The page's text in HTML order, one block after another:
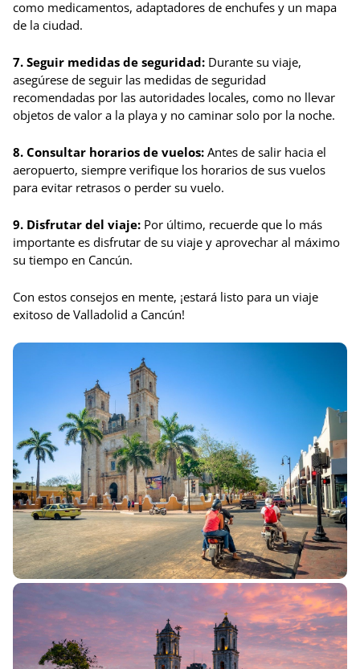
como medicamentos, adaptadores de enchufes y un mapa
de la ciudad.
7. Seguir medidas de seguridad: Durante su viaje,
asegúrese de seguir las medidas de seguridad
recomendadas por las autoridades locales, como no llevar
objetos de valor a la playa y no caminar solo por la noche.
8. Consultar horarios de vuelos: Antes de salir hacia el
aeropuerto, siempre verifique los horarios de sus vuelos
para evitar retrasos o perder su vuelo.
9. Disfrutar del viaje: Por último, recuerde que lo más
importante es disfrutar de su viaje y aprovechar al máximo
su tiempo en Cancún.
Con estos consejos en mente, ¡estará listo para un viaje
exitoso de Valladolid a Cancún!